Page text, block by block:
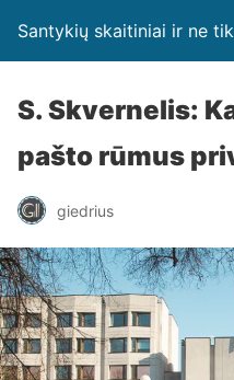
Santykių skaitiniai ir ne tik
S. Skvernelis:
pašto rūmus
giedrius